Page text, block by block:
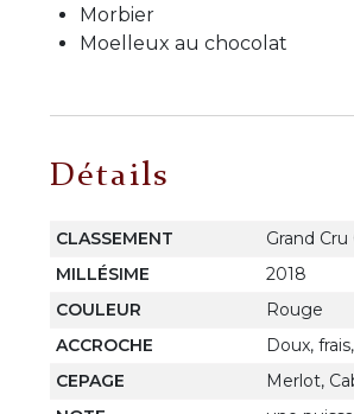
Morbier
Moelleux au chocolat
Détails
CLASSEMENT
Grand Cru
MILLÉSIME
2018
COULEUR
Rouge
ACCROCHE
Doux,
CEPAGE
Merlot,